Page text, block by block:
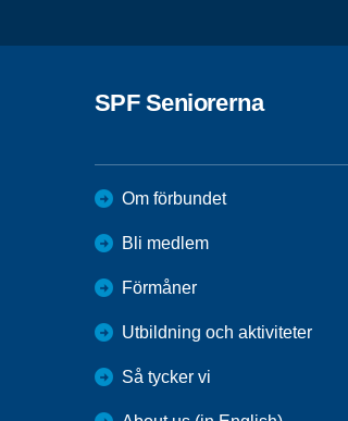
SPF Seniorerna
Om förbundet
Bli medlem
Förmåner
Utbildning och aktiviteter
Så tycker vi